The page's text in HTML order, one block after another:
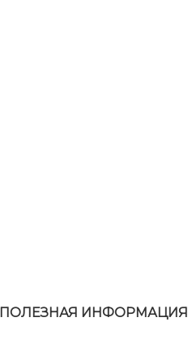
ПОЛЕЗНАЯ ИНФОРМАЦИЯ